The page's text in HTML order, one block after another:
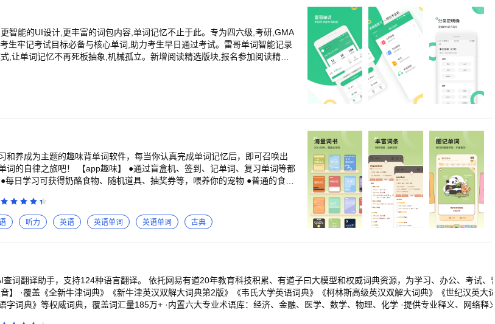
智能的UI设计,更丰富的词包内容,单词记忆不止于此。专为四六级,考研,GMA
生牢记考试目标必备与核心单词,助力考生早日通过考试。雷哥单词智能记录
,让单词记忆不再死板抽象,机械孤立。新增阅读精选版块,报名参加阅读精选
成绩。 【智能测评】：词量测试全面升级！雷哥单
实语感,全面突飞猛进。兴趣版块一键订阅,快速笔记随手就来,听力水平何愁
为课程,汇总包括雷哥旗下GMA
国留学、国内考试的各类公开课、提分课和刷题活动,让你与精品课程触手
持续更新中。 【学习统计】：雷哥单词学习统计清楚看
时更新,进步曲线每日可查,真实反映你的学习效率和学习成果,学习进度自由
飞猛进,让你的阅读一步到位,让你的听力行云流水，四六级、考研、中高考、
学霸竟是我自己。
和养成为主题的趣味背单词软件，每当你认真完成单词记忆后，即可召唤出
盒机、签到、记单词、复习单词等都
每日学习可获得奶酪食物、随机道具、抽奖券等，喂养你的宠物 ●普通的食
拆分，高
简单有效，拥有单词本、复习本和生词本三大板块 ●高质量：拥有原生例
，顺便练习听力口语 ●多模式：单词拼写测试，重词难词逐步击破，宠物陪
：四级/六级/考研/托福/雅思/托业/计算机/BEC/SAT/GRE/GMAT...权威词库让
听力 英语 英语单词 英语单词 古典
词翻译助手，支持124种语言翻译。 依托网易有道20年教育科技积累、有道子曰大模型和权威词典资源，为学习、办公、考试
字词典》等权威词典，覆盖词汇量185万+ ·内置六大专业术语库：经济、金融、医学、数学、物理、化学 ·提供专业释义、网络释